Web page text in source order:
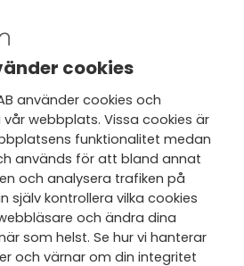
från Ekoappen
tagit del av Ekoappens
och
och tar gärna del
hälsotips och exklusiva
via min e-post.
cookies
använder cookies och
vår webbplats. Vissa cookies är
funktionalitet medan
används för att bland annat
och analysera trafiken på
själv kontrollera vilka cookies
och ändra dina
som helst. Se hur vi hanterar
och värnar om din integritet